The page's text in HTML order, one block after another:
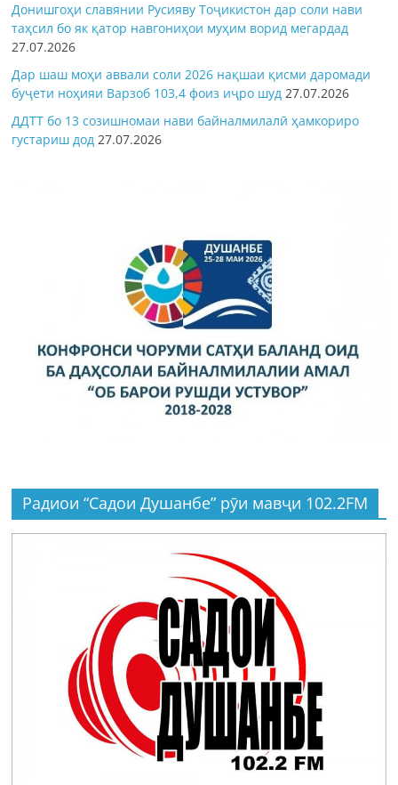
Донишгоҳи славянии Русияву Тоҷикистон дар соли нави
таҳсил бо як қатор навгониҳои муҳим ворид мегардад
27.07.2026
Дар шаш моҳи аввали соли 2026 нақшаи қисми даромади
буҷети ноҳияи Варзоб 103,4 фоиз иҷро шуд 27.07.2026
ДДТТ бо 13 созишномаи нави байналмилалӣ ҳамкориро
густариш дод 27.07.2026
Радиои “Садои Душанбе” рӯи мавҷи 102.2FM